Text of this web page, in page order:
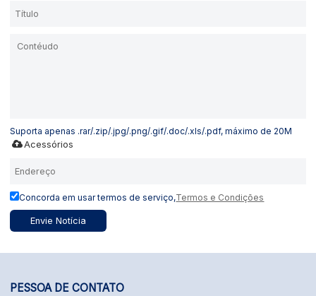
Suporta apenas .rar/.zip/.jpg/.png/.gif/.doc/.xls/.pdf, máximo de 20M
Acessórios
Concorda em usar termos de serviço,Termos e Condições
Envie Notícia
PESSOA DE CONTATO